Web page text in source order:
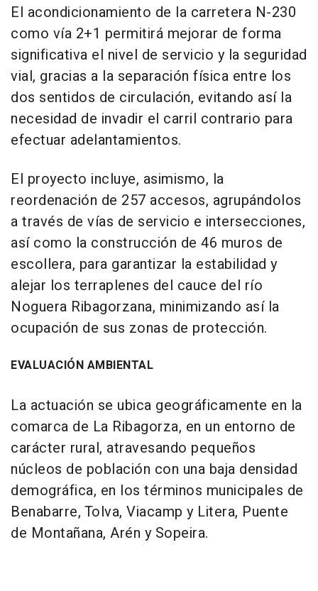
El acondicionamiento de la carretera N-230
como vía 2+1 permitirá mejorar de forma
significativa el nivel de servicio y la seguridad
vial, gracias a la separación física entre los
dos sentidos de circulación, evitando así la
necesidad de invadir el carril contrario para
efectuar adelantamientos.
El proyecto incluye, asimismo, la
reordenación de 257 accesos, agrupándolos
a través de vías de servicio e intersecciones,
así como la construcción de 46 muros de
escollera, para garantizar la estabilidad y
alejar los terraplenes del cauce del río
Noguera Ribagorzana, minimizando así la
ocupación de sus zonas de protección.
EVALUACIÓN AMBIENTAL
La actuación se ubica geográficamente en la
comarca de La Ribagorza, en un entorno de
carácter rural, atravesando pequeños
núcleos de población con una baja densidad
demográfica, en los términos municipales de
Benabarre, Tolva, Viacamp y Litera, Puente
de Montañana, Arén y Sopeira.